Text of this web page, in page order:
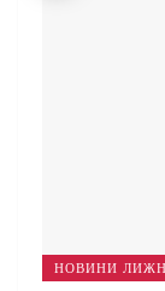
НОВИНИ